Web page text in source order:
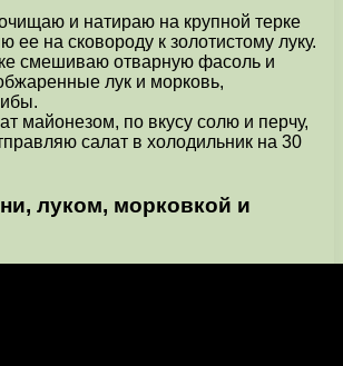
и натираю на крупной терке
ее на сковороду к золотистому луку.
смешиваю отварную фасоль и
лук и морковь,
майонезом, по вкусу солю и перчу,
салат в холодильник на 30
луком, морковкой и